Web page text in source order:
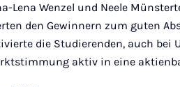
Lena Wenzel und Neele
den Gewinnern zum guten
die Studierenden, auch bei
aktiv in eine